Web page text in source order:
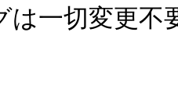
は一切変